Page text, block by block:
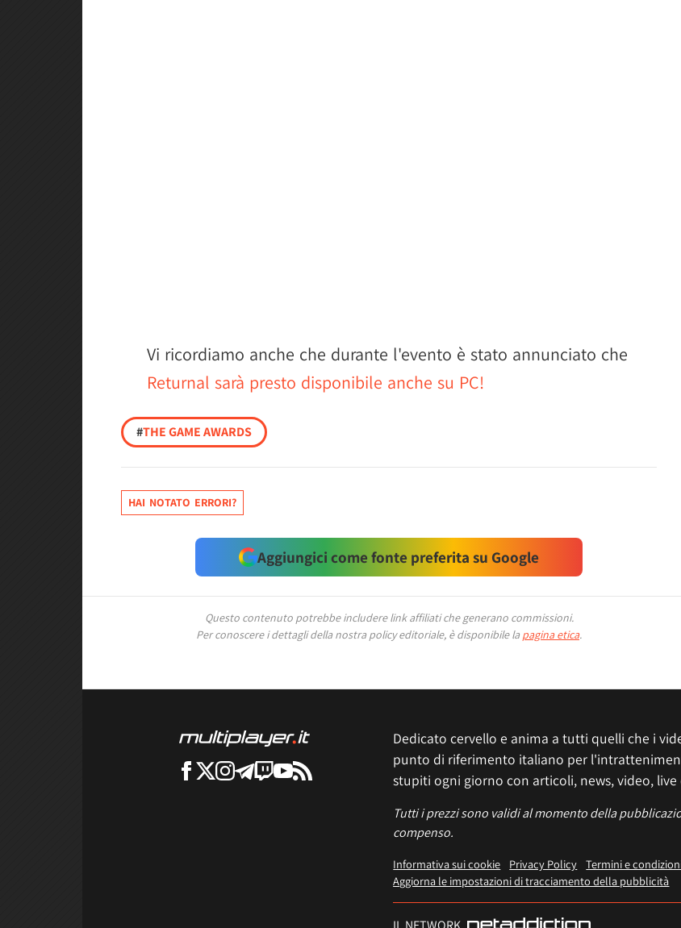
Vi ricordiamo anche che durante l'evento è stato annunciato che
Returnal sarà presto disponibile anche su PC!
#THE GAME AWARDS
HAI NOTATO ERRORI?
Aggiungici come fonte preferita su Google
Questo contenuto potrebbe includere link affiliati che generano commissioni.
Per conoscere i dettagli della nostra policy editoriale, è disponibile la pagina etica.
Dedicato cervello e anima a tutti quelli che i
punto di riferimento italiano per
stupiti ogni giorno con articoli, news, video,
Tutti i prezzi sono validi al momento della
compenso.
Informativa sui cookie Privacy Policy Termini e
Aggiorna le impostazioni di tracciamento della pubblicità